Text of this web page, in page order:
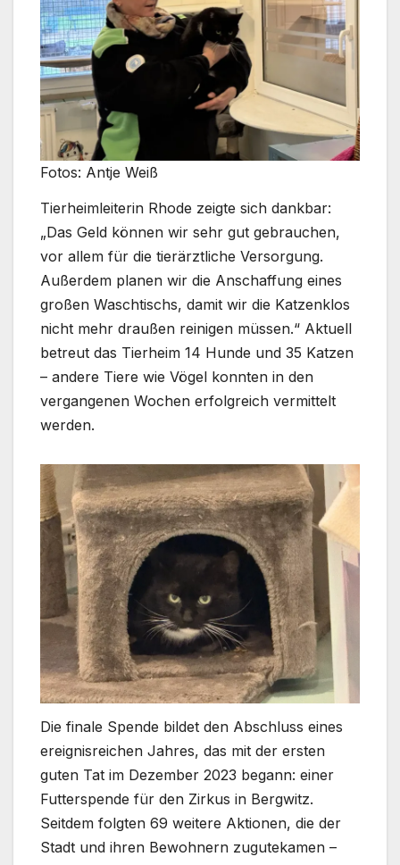
Fotos: Antje Weiß
Tierheimleiterin Rhode zeigte sich dankbar:
„Das Geld können wir sehr gut gebrauchen,
vor allem für die tierärztliche Versorgung.
Außerdem planen wir die Anschaffung eines
großen Waschtischs, damit wir die Katzenklos
nicht mehr draußen reinigen müssen.“ Aktuell
betreut das Tierheim 14 Hunde und 35 Katzen
– andere Tiere wie Vögel konnten in den
vergangenen Wochen erfolgreich vermittelt
werden.
Die finale Spende bildet den Abschluss eines
ereignisreichen Jahres, das mit der ersten
guten Tat im Dezember 2023 begann: einer
Futterspende für den Zirkus in Bergwitz.
Seitdem folgten 69 weitere Aktionen, die der
Stadt und ihren Bewohnern zugutekamen –